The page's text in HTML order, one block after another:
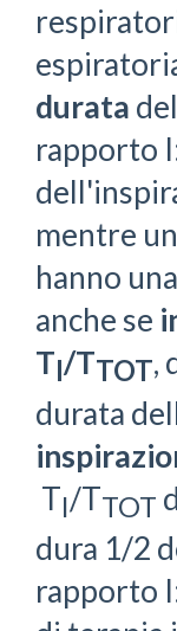
durata
rapporto
mentre
hanno
anche se
TI/TTOT,
durata
TI/TTOT
dura 1/2
rapporto